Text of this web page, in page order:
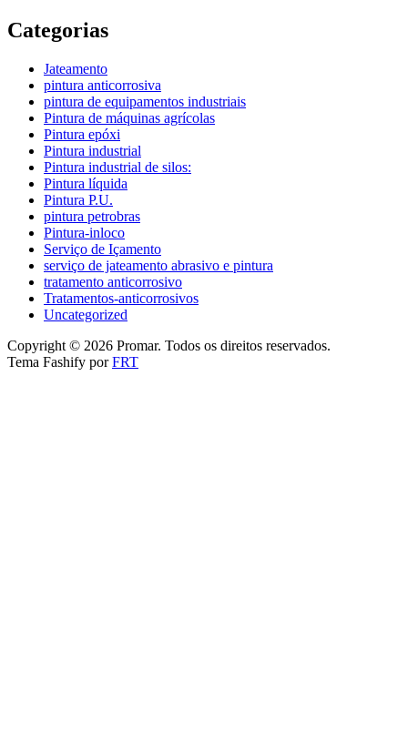
Categorias
Jateamento
pintura anticorrosiva
pintura de equipamentos industriais
Pintura de máquinas agrícolas
Pintura epóxi
Pintura industrial
Pintura industrial de silos:
Pintura líquida
Pintura P.U.
pintura petrobras
Pintura-inloco
Serviço de Içamento
serviço de jateamento abrasivo e pintura
tratamento anticorrosivo
Tratamentos-anticorrosivos
Uncategorized
Copyright © 2026 Promar. Todos os direitos reservados.
Tema Fashify porFRT